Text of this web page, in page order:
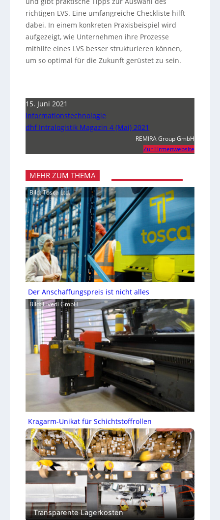
richtigen LVS. Eine umfangreiche Checkliste hilft
dabei. In einem konkreten Praxisbeispiel wird
aufgezeigt, wie Unternehmen ihre Prozesse
mithilfe eines LVS besser strukturieren können,
um so optimal für die Zukunft gerüstet zu sein.
15. Juni 2021
Informationstechnologie
dhf Intralogistik Magazin 4 (Mai) 2021
REMIRA Group GmbH
Zur Firmenwebsite
MEHR ZUM THEMA
Bild: Tosca Ltd.
Der Anschaffungspreis ist nicht alles
Bild: Elvedi GmbH
Kragarm-Unikat für Schichtstoffrollen
Transparente Lagerkosten